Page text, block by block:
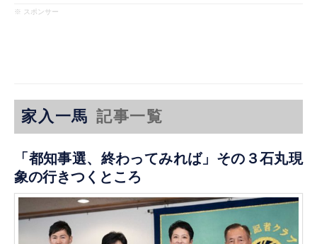
※ スポンサー
家入一馬 記事一覧
「都知事選、終わってみれば」その３石丸現
象の行きつくところ